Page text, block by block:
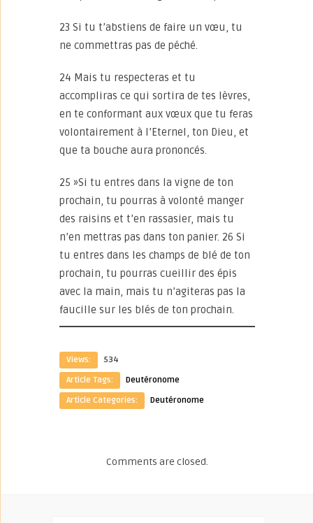
23 Si tu t’abstiens de faire un vœu, tu
ne commettras pas de péché.
24 Mais tu respecteras et tu
accompliras ce qui sortira de tes lèvres,
en te conformant aux vœux que tu feras
volontairement à l’Eternel, ton Dieu, et
que ta bouche aura prononcés.
25 »Si tu entres dans la vigne de ton
prochain, tu pourras à volonté manger
des raisins et t’en rassasier, mais tu
n’en mettras pas dans ton panier. 26 Si
tu entres dans les champs de blé de ton
prochain, tu pourras cueillir des épis
avec la main, mais tu n’agiteras pas la
faucille sur les blés de ton prochain.
Views:
534
Article Tags:
Deutéronome
Article Categories:
Deutéronome
Comments are closed.